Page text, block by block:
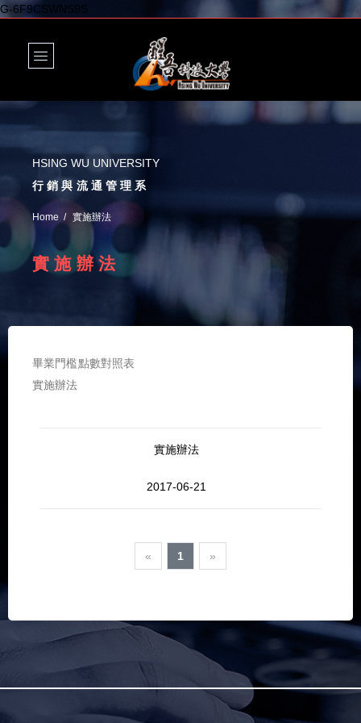
G-6F9CSWNS9S
HSING WU UNIVERSITY
行銷與流通管理系
Home 實施辦法
實施辦法
畢業門檻點數對照表
實施辦法
實施辦法
2017-06-21
« 1 »